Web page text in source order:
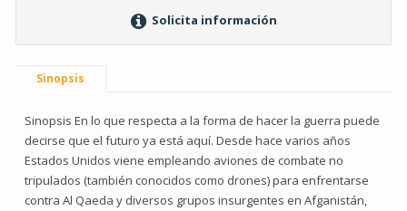
Solicita información
Sinopsis
Sinopsis En lo que respecta a la forma de hacer la guerra puede
decirse que el futuro ya está aquí. Desde hace varios años
Estados Unidos viene empleando aviones de combate no
tripulados (también conocidos como drones) para enfrentarse
contra Al Qaeda y diversos grupos insurgentes en Afganistán,